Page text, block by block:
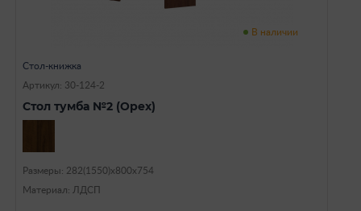
В наличии
Стол-книжка
Артикул: 30-124-2
Стол тумба №2 (Орех)
Размеры: 282(1550)х800х754
Материал: ЛДСП